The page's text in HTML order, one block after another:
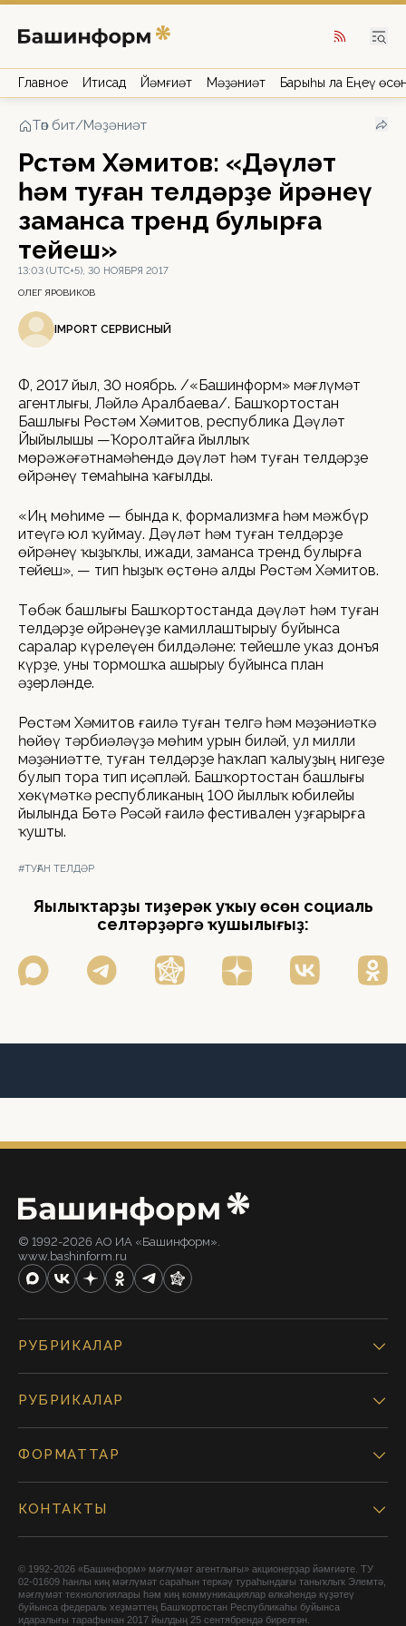
Главное Иҡтисад Йәмғиәт Мәҙәниәт Барыһы ла Еңеү
Төп бит/Мәҙәниәт
Рөстәм Хәмитов: «Дәүләт
һәм туған телдәрҙе өйрәнеү
заманса тренд булырға
тейеш»
13:03 (UTC+5), 30 НОЯБРЯ 2017
ОЛЕГ ЯРОВИКОВ
IMPORT СЕРВИСНЫЙ
ӨФӨ, 2017 йыл, 30 ноябрь. /«Башинформ» мәғлүмәт
агентлығы, Ләйлә Аралбаева/. Башҡортостан
Башлығы Рөстәм Хәмитов, республика Дәүләт
Йыйылышы —Ҡоролтайға йыллыҡ
мөрәжәғәтнамәһендә дәүләт һәм туған телдәрҙе
өйрәнеү темаһына ҡағылды.
«Иң мөһиме — бында к, формализмға һәм мәжбүр
итеүгә юл ҡуймау. Дәүләт һәм туған телдәрҙе
өйрәнеү ҡыҙыҡлы, ижади, заманса тренд булырға
тейеш», — тип һыҙыҡ өҫтөнә алды Рөстәм Хәмитов.
Төбәк башлығы Башҡортостанда дәүләт һәм туған
телдәрҙе өйрәнеүҙе камиллаштырыу буйынса
саралар күрелеүен билдәләне: тейешле указ донъя
күрҙе, уны тормошҡа ашырыу буйынса план
әҙерләнде.
Рөстәм Хәмитов ғаилә туған телгә һәм мәҙәниәткә
һөйөү тәрбиәләүҙә мөһим урын биләй, ул милли
мәҙәниәтте, туған телдәрҙе һаҡлап ҡалыуҙың нигеҙе
булып тора тип иҫәпләй. Башҡортостан башлығы
хөкүмәткә республиканың 100 йыллыҡ юбилейы
йылында Бөтә Рәсәй ғаилә фестивален уҙғарырға
ҡушты.
#ТУҒАН ТЕЛДӘР
Яңылыҡтарҙы тиҙерәк уҡыу өсөн социаль
селтәрҙәргә ҡушылығыҙ:
© 1992-2026 АО ИА «Башинформ».
www.bashinform.ru
РУБРИКАЛАР
РУБРИКАЛАР
ФОРМАТТАР
КОНТАКТЫ
© 1992-2026 «Башинформ» мәғлүмәт агентлығы» акционерҙар йәмғиәте. ТУ
02-01609 һанлы киң мәғлүмәт сараһын теркәү тураһындағы таныҡлыҡ Элемтә,
мәғлүмәт технологиялары һәм киң коммуникациялар өлкәһендә күҙәтеү
буйынса федераль хеҙмәттең Башҡортостан Республикаһы буйынса
идаралығы тарафынан 2017 йылдың 25 сентябрендә бирелгән.